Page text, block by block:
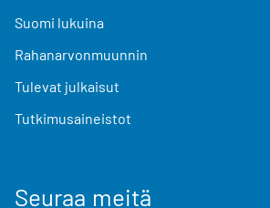
Suomi lukuina
Rahanarvonmuunnin
Tulevat julkaisut
Tutkimusaineistot
Seuraa meitä